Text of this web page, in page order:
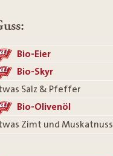
Bio-Eier
Bio-Skyr
Salz & Pfeffer
Bio-Olivenöl
Zimt und Muskatnuss